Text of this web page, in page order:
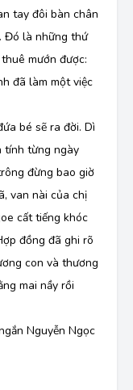
tay đôi bàn chân
Đó là những thứ
mướn được:
đã làm một việc
bé sẽ ra đời. Dì
tính từng ngày
đừng bao giờ
van nài của chị
cất tiếng khóc
đồng đã ghi rõ
con và thương
mai nầy rồi
Nguyễn Ngọc